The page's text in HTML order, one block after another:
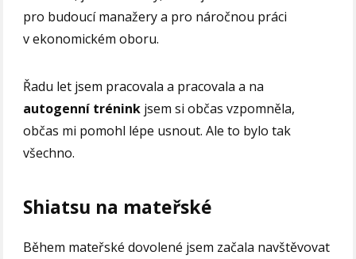
pro budoucí manažery a pro náročnou práci
v ekonomickém oboru.
Řadu let jsem pracovala a pracovala a na
autogenní trénink jsem si občas vzpomněla,
občas mi pomohl lépe usnout. Ale to bylo tak
všechno.
Shiatsu na mateřské
Během mateřské dovolené jsem začala navštěvovat